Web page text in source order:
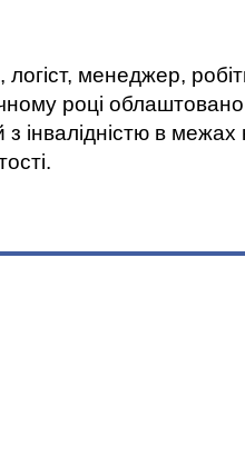
логіст, менеджер,
році
інвалідністю в межах